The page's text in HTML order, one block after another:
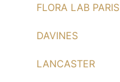
FLORA LAB PARIS
DAVINES
LANCASTER